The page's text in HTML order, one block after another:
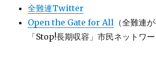
全難連Twitter
Open the Gate for All （全難連
「Stop!長期収容」市民ネットワー